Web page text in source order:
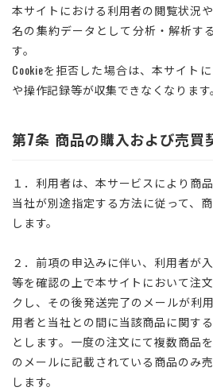
本サイトにおける利用者の閲覧状況
名の集約データとして分析・解析す
す。
Cookieを拒否した場合は、本サイト
や操作記録等が収集できなくなります。
第7条 商品の購入および売買
１．利用者は、本サービスにより商
当社が別途指定する方法に従って、
します。
２．前項の申込みに伴い、利用者が
等を確認の上で本サイトにおいて注
クし、その後発送完了のメールが利
用者と当社との間に当該商品に関す
とします。一度の注文にて複数商品
のメールに記載されている商品のみ
します。